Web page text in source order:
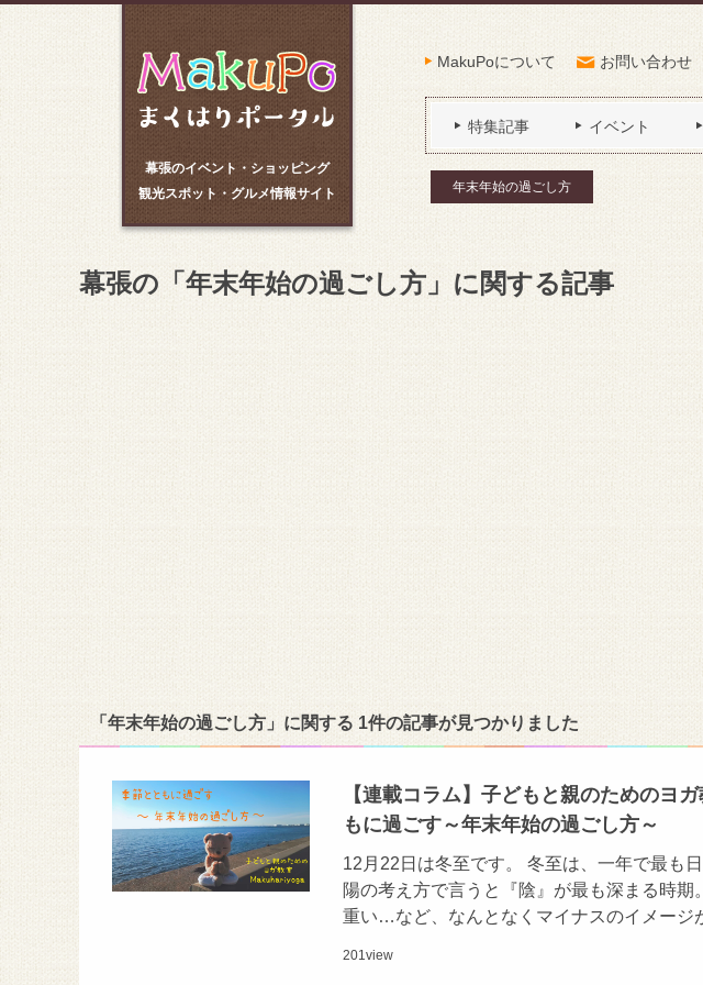
幕張のイベント・ショッピング
観光スポット・グルメ情報サイト
MakuPoについて お問い合わせ
特集記事 イベント
年末年始の過ごし方
幕張の「年末年始の過ごし方」に関する記事
「年末年始の過ごし方」に関する 1件の記事が見つかりました
【連載コラム】子どもと親のためのヨ
もに過ごす～年末年始の過ごし方～
12月22日は冬至です。 冬至は、一年で最も
陽の考え方で言うと『陰』が最も深まる時期
重い…など、なんとなくマイナスのイメージ
201view